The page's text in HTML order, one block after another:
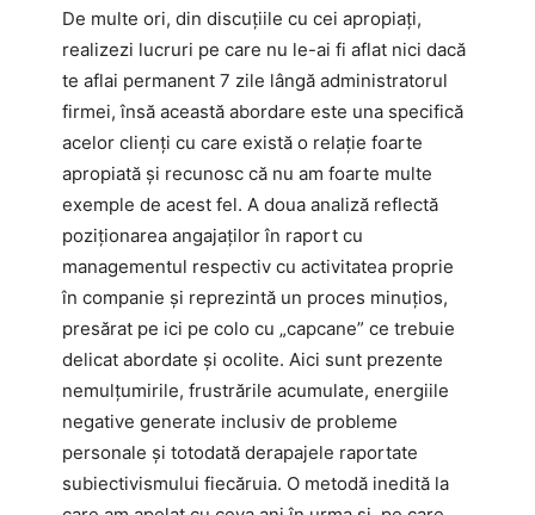
De multe ori, din discuțiile cu cei apropiați,
realizezi lucruri pe care nu le-ai fi aflat nici dacă
te aflai permanent 7 zile lângă administratorul
firmei, însă această abordare este una specifică
acelor clienți cu care există o relație foarte
apropiată și recunosc că nu am foarte multe
exemple de acest fel. A doua analiză reflectă
poziționarea angajaților în raport cu
managementul respectiv cu activitatea proprie
în companie și reprezintă un proces minuțios,
presărat pe ici pe colo cu „capcane” ce trebuie
delicat abordate și ocolite. Aici sunt prezente
nemulțumirile, frustrările acumulate, energiile
negative generate inclusiv de probleme
personale și totodată derapajele raportate
subiectivismului fiecăruia. O metodă inedită la